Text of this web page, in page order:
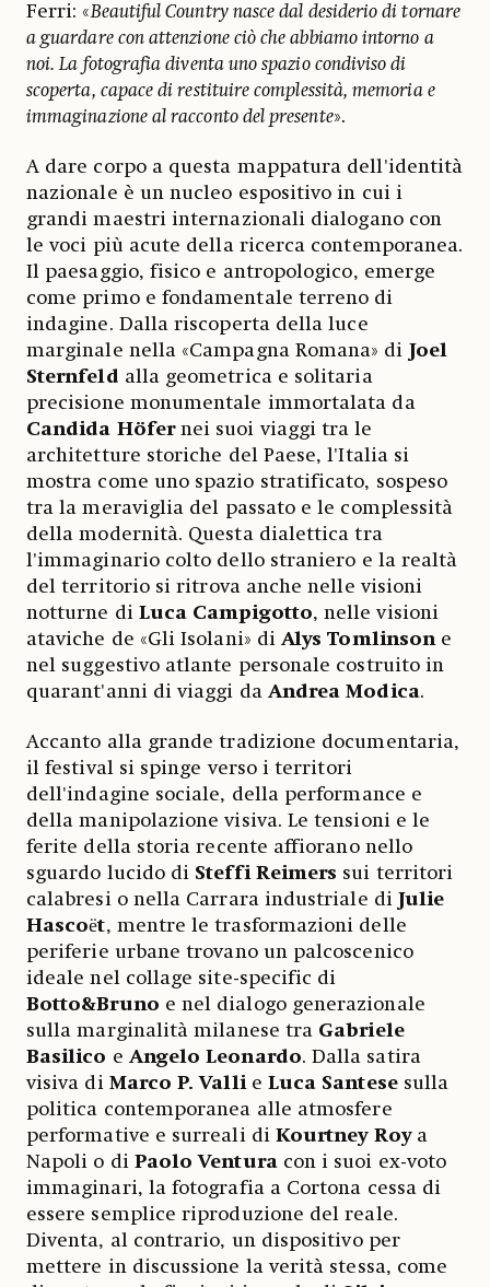
Ferri: «Beautiful Country nasce dal desiderio di tornare
a guardare con attenzione ciò che abbiamo intorno a
noi. La fotografia diventa uno spazio condiviso di
scoperta, capace di restituire complessità, memoria e
immaginazione al racconto del presente».
A dare corpo a questa mappatura dell'identità
nazionale è un nucleo espositivo in cui i
grandi maestri internazionali dialogano con
le voci più acute della ricerca contemporanea.
Il paesaggio, fisico e antropologico, emerge
come primo e fondamentale terreno di
indagine. Dalla riscoperta della luce
marginale nella «Campagna Romana» di Joel
Sternfeld alla geometrica e solitaria
precisione monumentale immortalata da
Candida Höfernei suoi viaggi tra le
architetture storiche del Paese, l'Italia si
mostra come uno spazio stratificato, sospeso
tra la meraviglia del passato e le complessità
della modernità. Questa dialettica tra
l'immaginario colto dello straniero e la realtà
del territorio si ritrova anche nelle visioni
notturne di Luca Campigotto, nelle visioni
ataviche de «Gli Isolani» diAlys Tomlinsone
nel suggestivo atlante personale costruito in
quarant'anni di viaggi da Andrea Modica.
Accanto alla grande tradizione documentaria,
il festival si spinge verso i territori
dell'indagine sociale, della performance e
della manipolazione visiva. Le tensioni e le
ferite della storia recente affiorano nello
sguardo lucido di Steffi Reimers sui territori
calabresi o nella Carrara industriale di Julie
Hascoёt, mentre le trasformazioni delle
periferie urbane trovano un palcoscenico
ideale nel collage site-specific di
Botto&Bruno e nel dialogo generazionale
sulla marginalità milanese tra Gabriele
Basilico e Angelo Leonardo. Dalla satira
visiva di Marco P. Vallie Luca Santesesulla
politica contemporanea alle atmosfere
performative e surreali di Kourtney Roya
Napoli o di Paolo Venturacon i suoi ex-voto
immaginari, la fotografia a Cortona cessa di
essere semplice riproduzione del reale.
Diventa, al contrario, un dispositivo per
mettere in discussione la verità stessa, come